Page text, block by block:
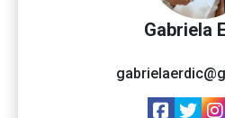
Gabriela